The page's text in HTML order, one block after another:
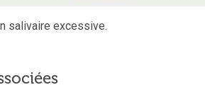
salivaire excessive.